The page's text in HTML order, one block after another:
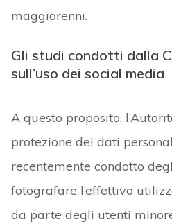
maggiorenni.
Gli studi condotti dalla
sull’uso dei social media
A questo proposito,
protezione dei dati
recentemente condotto
fotografare l’effettivo
da parte degli utenti